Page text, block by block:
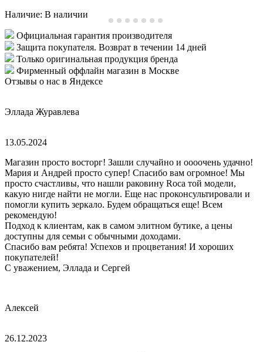
Наличие: В наличии
Официальная гарантия производителя
Защита покупателя. Возврат в течении 14 дней
Только оригинальная продукция бренда
Фирменный оффлайн магазин в Москве
Отзывы о нас в Яндексе
Эллада Журавлева
13.05.2024
Магазин просто восторг! Зашли случайно и оооочень удачно!
Мария и Андрей просто супер! Спасибо вам огромное! Мы
просто счастливы, что нашли раковину Roca той модели,
какую нигде найти не могли. Еще нас проконсультировали и
помогли купить зеркало. Будем обращаться еще! Всем
рекомендую!
Подход к клиентам, как в самом элитном бутике, а цены
доступны для семьи с обычными доходами.
Спасибо вам ребята! Успехов и процветания! И хороших
покупателей!
С уважением, Эллада и Сергей
Алексей
26.12.2023